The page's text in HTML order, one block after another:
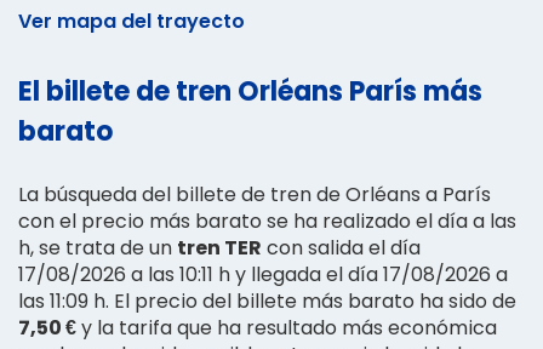
Ver mapa del trayecto
El billete de tren Orléans París más
barato
La búsqueda del billete de tren de Orléans a París
con el precio más barato se ha realizado el día a las
h, se trata de un tren TER con salida el día
17/08/2026 a las 10:11 h y llegada el día 17/08/2026 a
las 11:09 h. El precio del billete más barato ha sido de
7,50 €y la tarifa que ha resultado más económica